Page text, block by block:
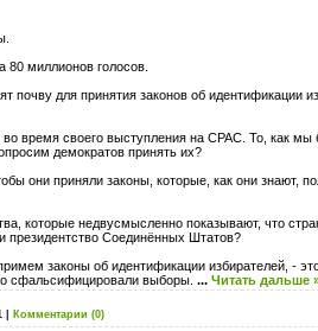
80 миллионов голосов.
почву для принятия законов об идентификации
время своего выступления на CPAC. То, как мы
демократов принять их?
они приняли законы, которые, как они знают,
которые недвусмысленно показывают, что
президентство Соединённых Штатов?
законы об идентификации избирателей, -
сфальсифицировали выборы. ... Читать дальше
Комментарии (0)